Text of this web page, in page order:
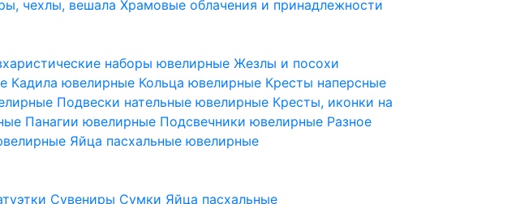
чехлы, вешалаХрамовые облачения и принадлежности
наборы ювелирныеЖезлы и посохи
Кадила ювелирные Кольца ювелирные Кресты наперсные
Подвески нательные ювелирные Кресты, иконки на
Панагии ювелирные Подсвечники ювелирные Разное
Яйца пасхальные ювелирные
Сувениры Сумки Яйца пасхальные